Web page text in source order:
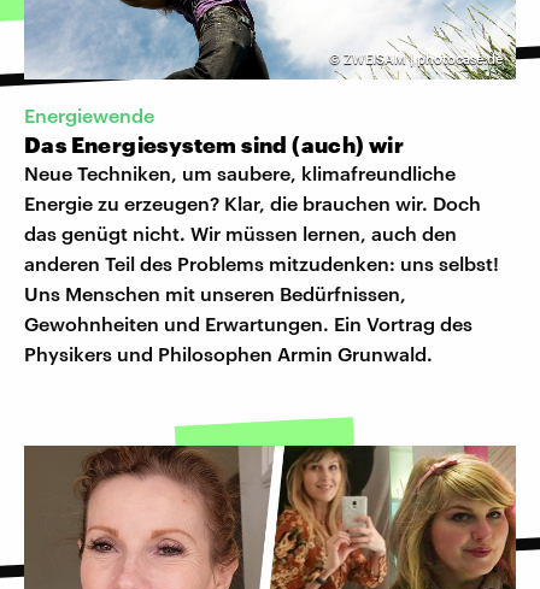
© ZWEISAM | photocase.de
Energiewende
Das Energiesystem sind (auch) wir
Neue Techniken, um saubere, klimafreundliche
Energie zu erzeugen? Klar, die brauchen wir. Doch
das genügt nicht. Wir müssen lernen, auch den
anderen Teil des Problems mitzudenken: uns selbst!
Uns Menschen mit unseren Bedürfnissen,
Gewohnheiten und Erwartungen. Ein Vortrag des
Physikers und Philosophen Armin Grunwald.